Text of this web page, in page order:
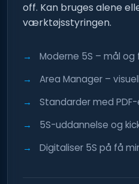
off. Kan bruges alene
værktøjsstyringen.
Moderne 5S – mål
Area Manager –
Standarder med
5S-uddannelse og
Digitaliser 5S på få